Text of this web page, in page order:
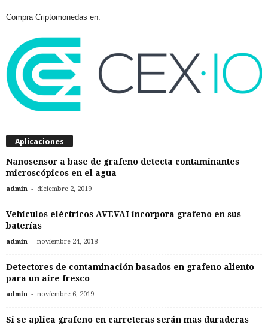
Compra Criptomonedas en:
Aplicaciones
Nanosensor a base de grafeno detecta contaminantes
microscópicos en el agua
admin - diciembre 2, 2019
Vehículos eléctricos AVEVAI incorpora grafeno en sus
baterías
admin - noviembre 24, 2018
Detectores de contaminación basados en grafeno aliento
para un aire fresco
admin - noviembre 6, 2019
Si se aplica grafeno en carreteras serán mas duraderas